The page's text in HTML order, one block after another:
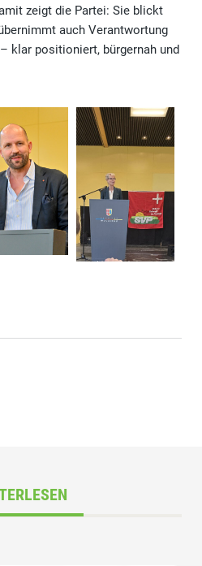
zeigt die Partei: Sie blickt
auch Verantwortung
klar positioniert, bürgernah und